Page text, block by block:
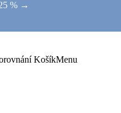
% →
KošíkMenu